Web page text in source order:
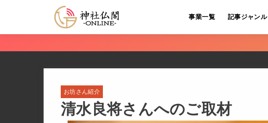
事業一覧 記事ジャンル
お坊さん紹介
清水良将さんへのご取材